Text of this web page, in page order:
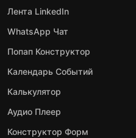
Лента LinkedIn
WhatsApp Чат
Попап Конструктор
Календарь Событий
Калькулятор
Аудио Плеер
Конструктор Форм